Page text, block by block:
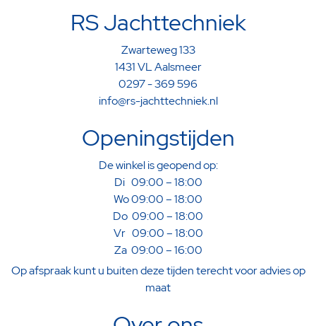
RS Jachttechniek
Zwarteweg 133
1431 VL Aalsmeer
0297 - 369 596
info@rs-jachttechniek.nl
Openingstijden
De winkel is geopend op:
Di 09:00 – 18:00
Wo 09:00 – 18:00
Do 09:00 – 18:00
Vr 09:00 – 18:00
Za 09:00 – 16:00
Op afspraak kunt u buiten deze tijden terecht voor advies op
maat